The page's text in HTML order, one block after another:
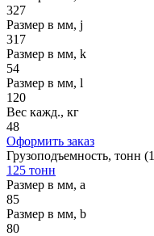
327
Размер в мм, j
317
Размер в мм, k
54
Размер в мм, l
120
Вес кажд., кг
48
Оформить заказ
Грузоподъемность, тонн
125 тонн
Размер в мм, a
85
Размер в мм, b
80